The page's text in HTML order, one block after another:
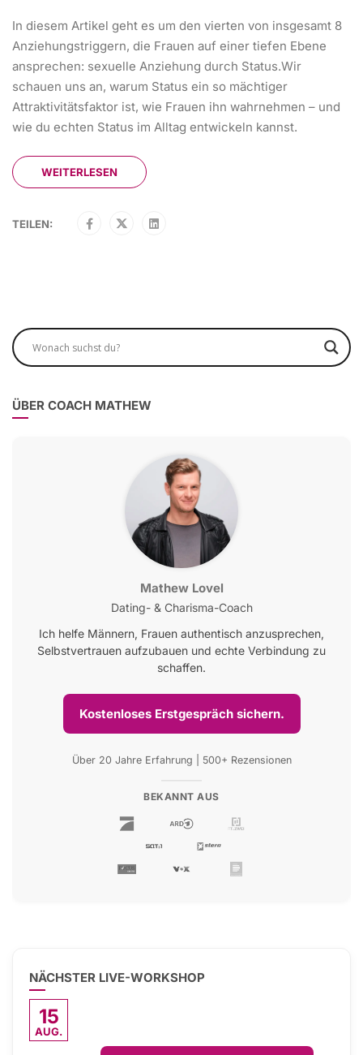
In diesem Artikel geht es um den vierten von insgesamt 8
Anziehungstriggern, die Frauen auf einer tiefen Ebene
ansprechen: sexuelle Anziehung durch Status.Wir
schauen uns an, warum Status ein so mächtiger
Attraktivitätsfaktor ist, wie Frauen ihn wahrnehmen – und
wie du echten Status im Alltag entwickeln kannst.
WEITERLESEN
TEILEN:
ÜBER COACH MATHEW
Mathew Lovel
Dating- & Charisma-Coach
Ich helfe Männern, Frauen authentisch anzusprechen,
Selbstvertrauen aufzubauen und echte Verbindung zu
schaffen.
Kostenloses Erstgespräch sichern.
Über 20 Jahre Erfahrung | 500+ Rezensionen
BEKANNT AUS
NÄCHSTER LIVE-WORKSHOP
15
AUG.